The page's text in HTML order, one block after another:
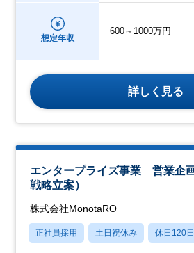
想定年収
600～1000万円
詳しく見る
エンタープライズ事業 営業企
戦略立案）
株式会社MonotaRO
正社員採用 土日祝休み 休日120